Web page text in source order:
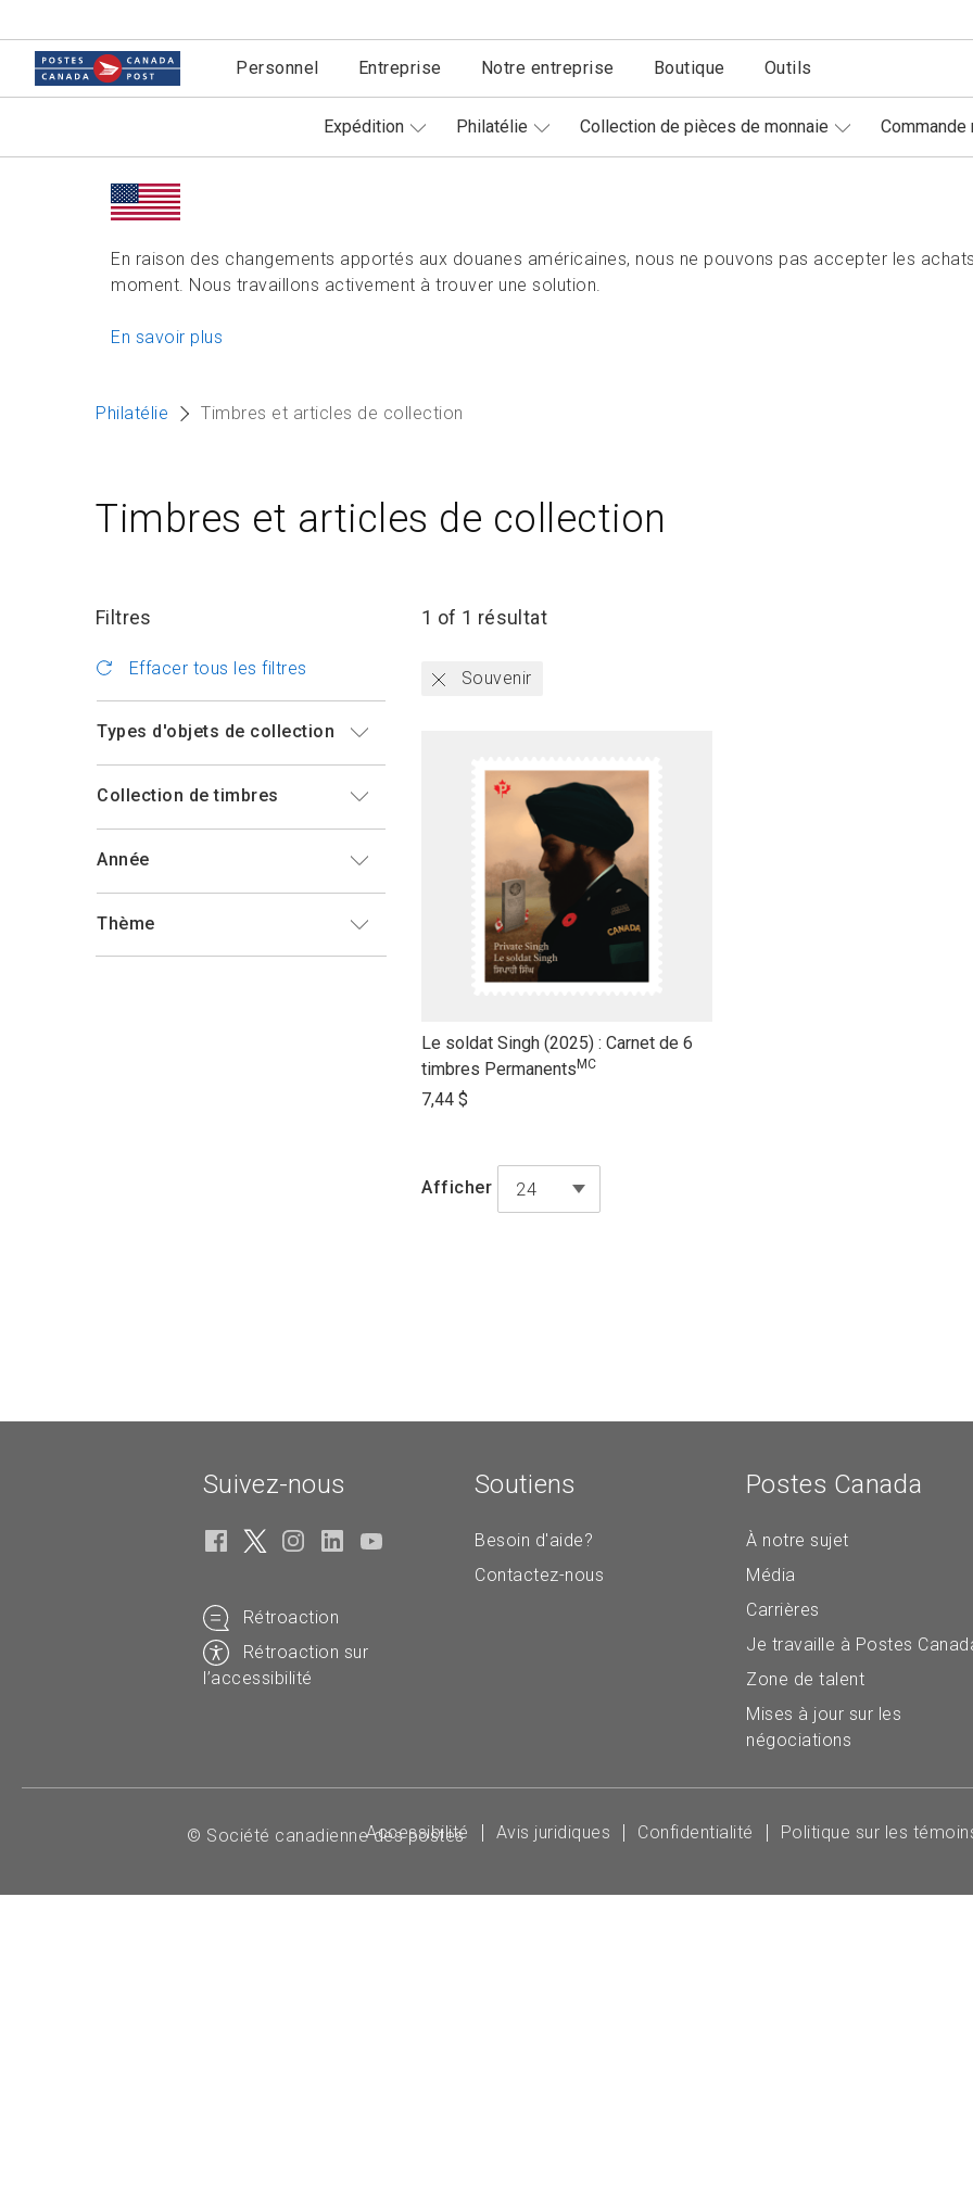
Personnel Entreprise Notre entreprise Boutique Outils
Expédition Philatélie Collection de pièces de monnaie Commande
En raison des changements apportés aux douanes américaines, nous ne pouvons pas accepter les
moment. Nous travaillons activement à trouver une solution.
En savoir plus
Philatélie Timbres et articles de collection
Timbres et articles de collection
Filtres
Effacer tous les filtres
Types d'objets de collection
Collection de timbres
Année
Thème
1 of 1 résultat
Souvenir
link
to
open
Le soldat Singh (2025) : Carnet de 6
timbres Permanents MC
7,44 $
Afficher 24produits par page
Suivez-nous
Rétroaction
Rétroaction sur
l’accessibilité
Soutiens
Besoin d'aide?
Contactez-nous
Postes Canada
À notre sujet
Média
Carrières
Je travaille à Postes
Zone de talent
Mises à jour sur les
négociations
© Société canadienne des postes
Accessibilité Avis juridiques Confidentialité Politique sur les